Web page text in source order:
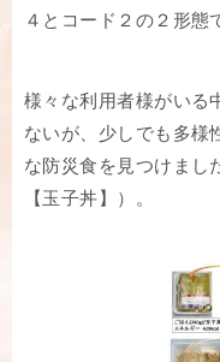
４とコード２の２形態
様々な利用者様がいる
ないが、少しでも多様
な防災食を見つけまし
【玉子丼】）。